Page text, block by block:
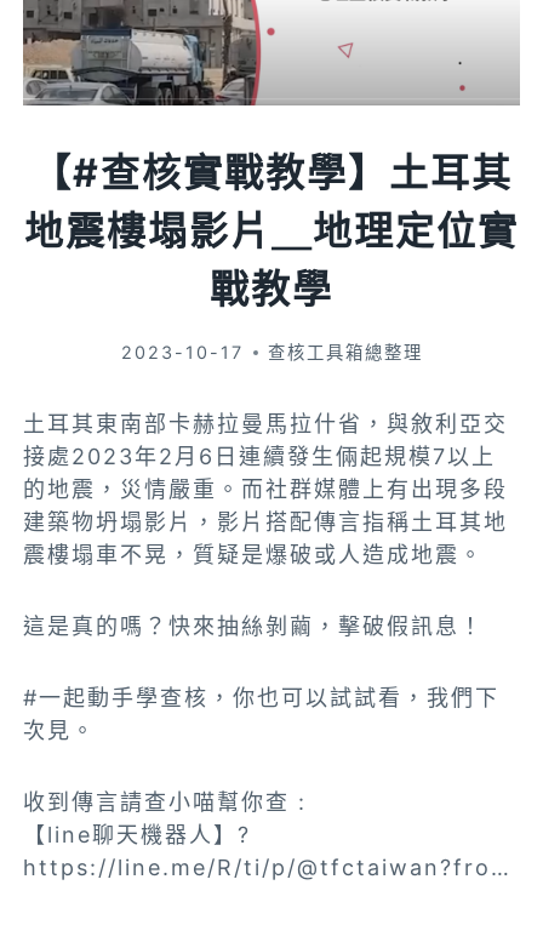
【#查核實戰教學】土耳其
地震樓塌影片＿地理定位實
戰教學
2023-10-17 查核工具箱總整理
土耳其東南部卡赫拉曼馬拉什省，與敘利亞交
接處2023年2月6日連續發生倆起規模7以上
的地震，災情嚴重。而社群媒體上有出現多段
建築物坍塌影片，影片搭配傳言指稱土耳其地
震樓塌車不晃，質疑是爆破或人造成地震。
這是真的嗎？快來抽絲剝繭，擊破假訊息！
#一起動手學查核，你也可以試試看，我們下
次見。
收到傳言請查小喵幫你查 :
【line聊天機器人】?
https://line.me/R/ti/p/@tfctaiwan?fro…